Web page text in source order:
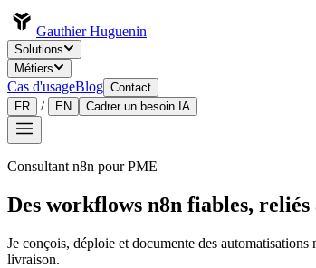
Gauthier Huguenin
Solutions
Métiers
Cas d'usageBlog Contact
FR
/ EN Cadrer un besoin IA
Consultant n8n pour PME
Des workflows n8n fiables,
Je conçois, déploie et documente des
livraison.